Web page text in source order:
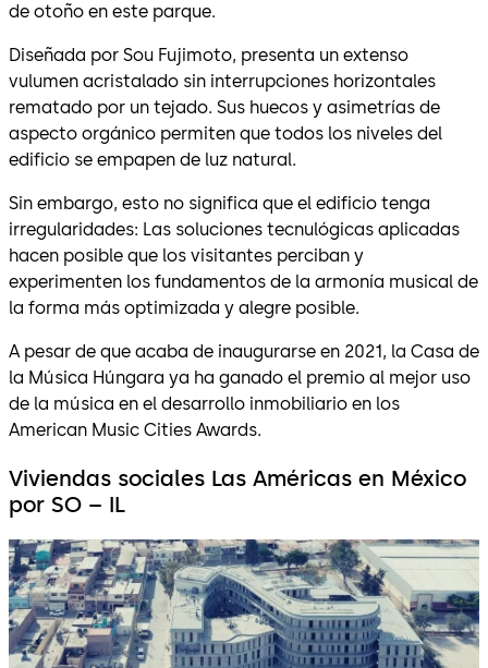
de otoño en este parque.
Diseñada por Sou Fujimoto, presenta un extenso
vulumen acristalado sin interrupciones horizontales
rematado por un tejado. Sus huecos y asimetrías de
aspecto orgánico permiten que todos los niveles del
edificio se empapen de luz natural.
Sin embargo, esto no significa que el edificio tenga
irregularidades: Las soluciones tecnulógicas aplicadas
hacen posible que los visitantes perciban y
experimenten los fundamentos de la armonía musical de
la forma más optimizada y alegre posible.
A pesar de que acaba de inaugurarse en 2021, la Casa de
la Música Húngara ya ha ganado el premio al mejor uso
de la música en el desarrollo inmobiliario en los
American Music Cities Awards.
Viviendas sociales Las Américas en México
por SO – IL